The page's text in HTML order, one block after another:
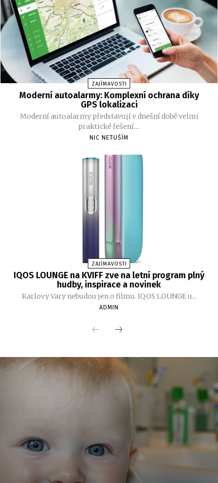
ZAJÍMAVOSTI
Moderní autoalarmy: Komplexní ochrana díky
GPS lokalizaci
Moderní autoalarmy představují v dnešní době velmi
praktické řešení....
NIC NETUŠÍM
ZAJÍMAVOSTI
IQOS LOUNGE na KVIFF zve na letní program plný
hudby, inspirace a novinek
Karlovy Vary nebudou jen o filmu. IQOS LOUNGE u...
ADMIN